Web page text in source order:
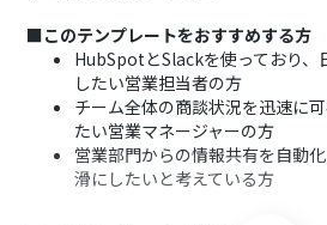
■このテンプレートをおすすめする方
HubSpotとSlackを使っており、
したい営業担当者の方
チーム全体の商談状況を迅速に
たい営業マネージャーの方
営業部門からの情報共有を自動
滑にしたいと考えている方